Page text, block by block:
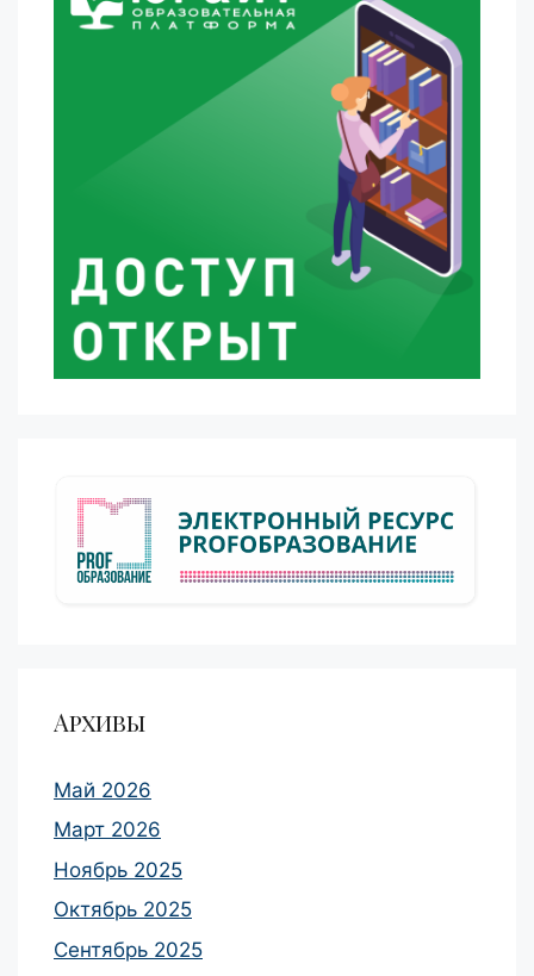
Архивы
Май 2026
Март 2026
Ноябрь 2025
Октябрь 2025
Сентябрь 2025